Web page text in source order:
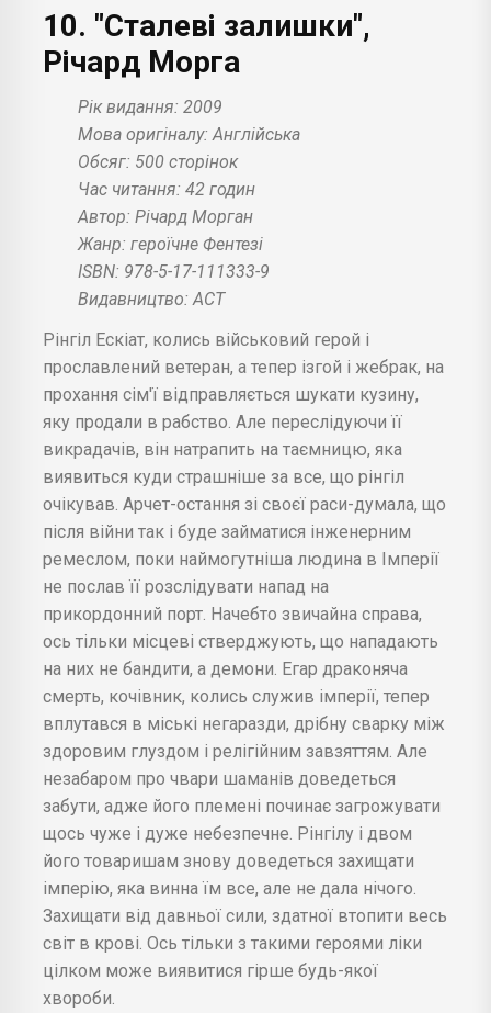
10. "Сталеві залишки",
Річард Морга
Рік видання: 2009
Мова оригіналу: Англійська
Обсяг: 500 сторінок
Час читання: 42 годин
Автор: Річард Морган
Жанр: героїчне Фентезі
ISBN: 978-5-17-111333-9
Видавництво: АСТ
Рінгіл Ескіат, колись військовий герой і
прославлений ветеран, а тепер ізгой і жебрак, на
прохання сім'ї відправляється шукати кузину,
яку продали в рабство. Але переслідуючи її
викрадачів, він натрапить на таємницю, яка
виявиться куди страшніше за все, що рінгіл
очікував. Арчет-остання зі своєї раси-думала, що
після війни так і буде займатися інженерним
ремеслом, поки наймогутніша людина в Імперії
не послав її розслідувати напад на
прикордонний порт. Начебто звичайна справа,
ось тільки місцеві стверджують, що нападають
на них не бандити, а демони. Егар драконяча
смерть, кочівник, колись служив імперії, тепер
вплутався в міські негаразди, дрібну сварку між
здоровим глуздом і релігійним завзяттям. Але
незабаром про чвари шаманів доведеться
забути, адже його племені починає загрожувати
щось чуже і дуже небезпечне. Рінгілу і двом
його товаришам знову доведеться захищати
імперію, яка винна їм все, але не дала нічого.
Захищати від давньої сили, здатної втопити весь
світ в крові. Ось тільки з такими героями ліки
цілком може виявитися гірше будь-якої
хвороби.